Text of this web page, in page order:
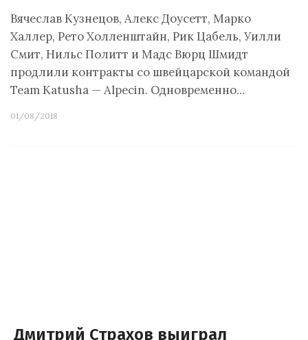
Вячеслав Кузнецов, Алекс Доусетт, Марко
Халлер, Рето Холленштайн, Рик Цабель, Уилли
Смит, Нильс Политт и Мадс Вюрц Шмидт
продлили контракты со швейцарской командой
Team Katusha — Alpecin. Одновременно…
01/08/2018
Дмитрий Страхов выиграл